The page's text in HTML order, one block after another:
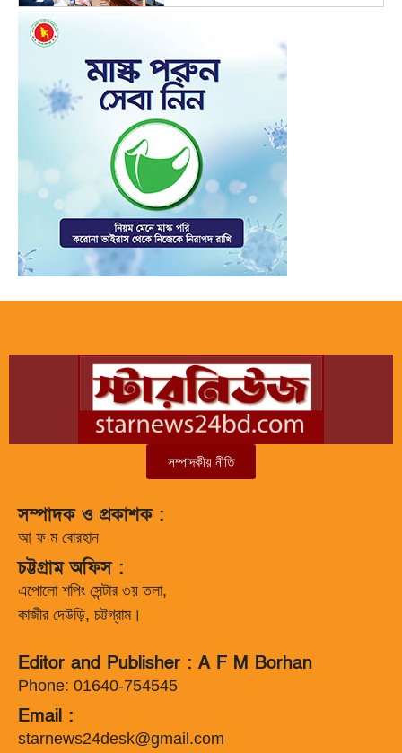
সম্পাদকীয় নীতি
সম্পাদক ও প্রকাশক :
আ ফ ম বোরহান
চট্টগ্রাম অফিস :
এপোলো শপিং সেন্টার ৩য় তলা,
কাজীর দেউড়ি, চট্টগ্রাম।
Editor and Publisher : A F M Borhan
Phone: 01640-754545
Email :
starnews24desk@gmail.com